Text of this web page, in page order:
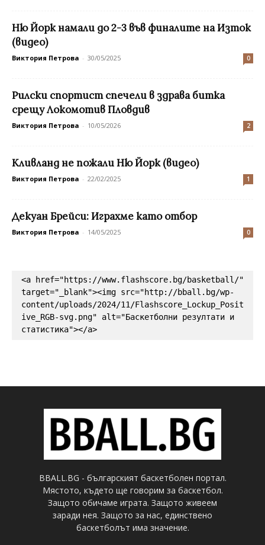
Ню Йорк намали до 2-3 във финалите на Изток
(видео)
Виктория Петрова - 30/05/2025 0
Рилски спортист спечели в здрава битка
срещу Локомотив Пловдив
Виктория Петрова - 10/05/2026 2
Кливланд не пожали Ню Йорк (видео)
Виктория Петрова - 22/02/2025 1
Декуан Брейси: Играхме като отбор
Виктория Петрова - 14/05/2025 0
<a href="https://www.flashscore.bg/basketball/"
target="_blank"><img src="http://bball.bg/wp-
content/uploads/2024/11/Flashscore_Lockup_Posit
ive_RGB-svg.png" alt="Баскетболни резултати и
статистика"></a>
BBALL.BG - българският баскетболен портал.
Мястото, където ще говорим за баскетбол.
Защото обичаме играта. Защото живеем
заради нея. Защото за нас, единствено
баскетболът има значение.